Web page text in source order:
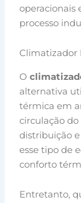
operacionais
processo
Climatizador
O
alternativa
térmica em
circulação do
distribuição
esse tipo de
conforto
Entretanto,